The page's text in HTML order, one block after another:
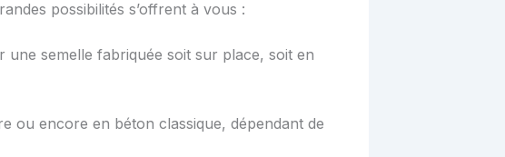
possibilités s’offrent à vous :
semelle fabriquée soit sur place, soit en
ou encore en béton classique, dépendant de